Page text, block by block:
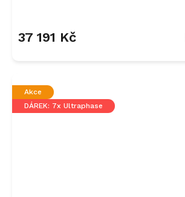
37 191 Kč
Akce
DÁREK: 7x Ultraphase